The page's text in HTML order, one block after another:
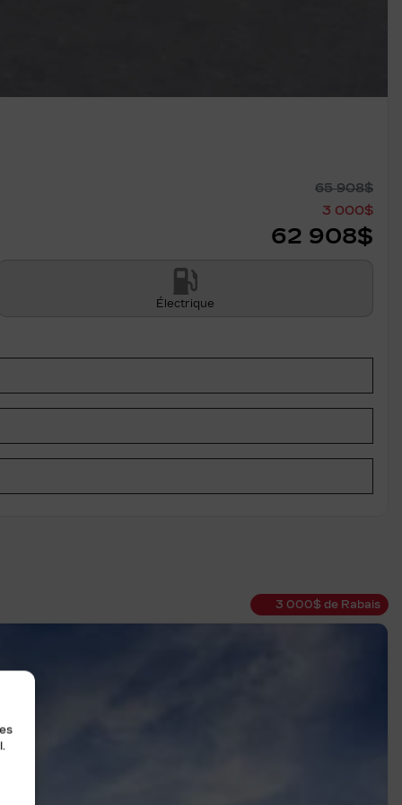
65 908$
3 000$
62 908$
Électrique
3 000$ de Rabais